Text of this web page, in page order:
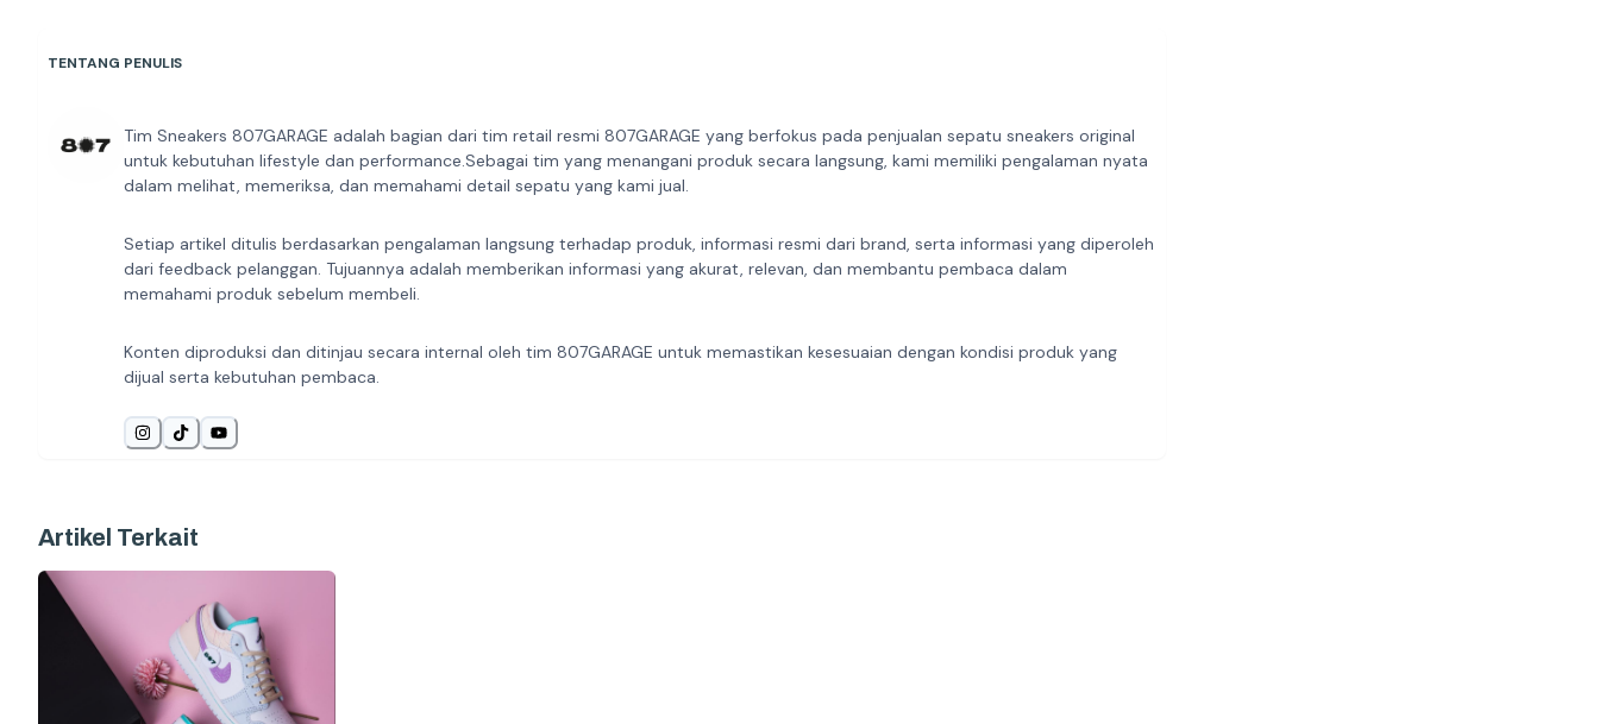
TENTANG PENULIS
Tim Sneakers 807GARAGE adalah bagian dari tim retail resmi 807GARAGE yang berfokus pada penjualan sepatu sneakers original
untuk kebutuhan lifestyle dan performance.Sebagai tim yang menangani produk secara langsung, kami memiliki pengalaman nyata
dalam melihat, memeriksa, dan memahami detail sepatu yang kami jual.
Setiap artikel ditulis berdasarkan pengalaman langsung terhadap produk, informasi resmi dari brand, serta informasi yang diperoleh
dari feedback pelanggan. Tujuannya adalah memberikan informasi yang akurat, relevan, dan membantu pembaca dalam
memahami produk sebelum membeli.
Konten diproduksi dan ditinjau secara internal oleh tim 807GARAGE untuk memastikan kesesuaian dengan kondisi produk yang
dijual serta kebutuhan pembaca.
Artikel Terkait